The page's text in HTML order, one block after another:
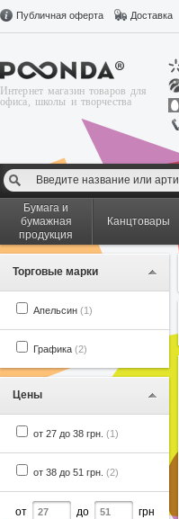
Публичная оферта Доставка
Интернет магазин товаров для
офиса, школы и творчества
Бумага и
бумажная
продукция
Канцтовары
Торговые марки
Апельсин (1)
Графика (2)
Цены
от 27 до 38 грн. (1)
от 38 до 51 грн. (2)
от до грн